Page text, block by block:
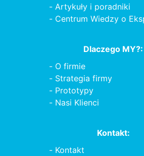
Artykuły i poradniki
Centrum Wiedzy o
Dlaczego MY?:
O firmie
Strategia firmy
Prototypy
Nasi Klienci
Kontakt:
Kontakt